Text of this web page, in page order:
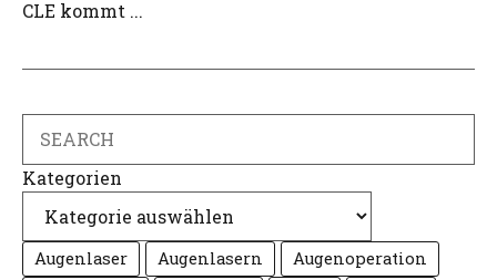
CLE kommt ...
Kategorien
Augenlaser Augenlasern
Augenoperation